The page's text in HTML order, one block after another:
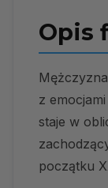
Opis
z
staje w
początku